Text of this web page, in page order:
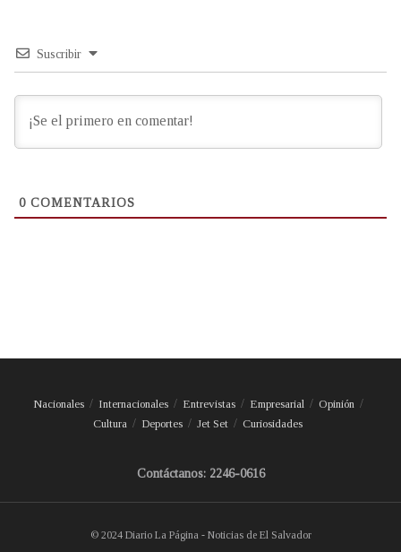
Suscribir
0 COMENTARIOS
Nacionales Internacionales Entrevistas Empresarial
Opinión
Cultura
Deportes Jet Set Curiosidades
Contáctanos: 2246-0616
© 2024 Diario La Página - Noticias de El Salvador